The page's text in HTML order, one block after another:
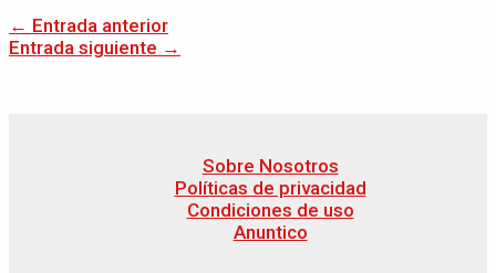
← Entrada anterior
Entrada siguiente →
Sobre Nosotros
Políticas de privacidad
Condiciones de uso
Anuntico